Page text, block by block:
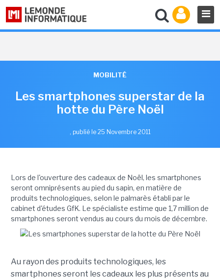
MOBILITÉ
Les smartphones superstar de la
hotte du Père Noël
, publié le 25 Novembre 2011
Lors de l'ouverture des cadeaux de Noël, les smartphones
seront omniprésents au pied du sapin, en matière de
produits technologiques, selon le palmarès établi par le
cabinet d'études GfK. Le spécialiste estime que 1,7 million de
smartphones seront vendus au cours du mois de décembre.
Au rayon des produits technologiques, les
smartphones seront les cadeaux les plus présents au